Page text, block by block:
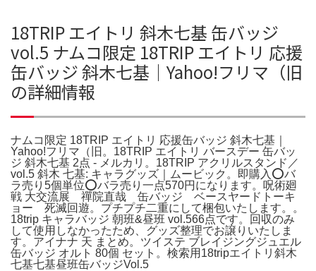
18TRIP エイトリ 斜木七基 缶バッジ
vol.5 ナムコ限定 18TRIP エイトリ 応援
缶バッジ 斜木七基｜Yahoo!フリマ（旧
の詳細情報
ナムコ限定 18TRIP エイトリ 応援缶バッジ 斜木七基｜
Yahoo!フリマ（旧。18TRIP エイトリ バースデー 缶バッ
ジ 斜木七基 2点 - メルカリ。18TRIP アクリルスタンド／
vol.5 斜木 七基: キャラグッズ｜ムービック。即購入⭕️バ
ラ売り5個単位⭕️バラ売り一点570円になります。呪術廻
戦 大交流展 禪院直哉 缶バッジ ベースヤードトーキ
ョー 死滅回遊。プチプチ二重にして梱包いたします。。
18trip キャラバッジ 朝班&昼班 vol.566点です。回収のみ
して使用しなかったため、グッズ整理でお譲りいたしま
す。アイナナ 天 まとめ。ツイステ ブレイジングジュエル
缶バッジ オルト 80個 セット。検索用18tripエイトリ斜木
七基七基昼班缶バッジVol.5